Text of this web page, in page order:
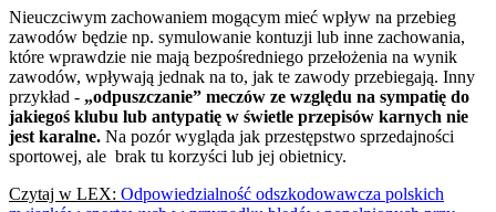
Nieuczciwym zachowaniem mogącym mieć wpływ na przebieg
zawodów będzie np. symulowanie kontuzji lub inne zachowania,
które wprawdzie nie mają bezpośredniego przełożenia na wynik
zawodów, wpływają jednak na to, jak te zawody przebiegają. Inny
przykład - „odpuszczanie” meczów ze względu na sympatię do
jakiegoś klubu lub antypatię w świetle przepisów karnych nie
jest karalne. Na pozór wygląda jak przestępstwo sprzedajności
sportowej, ale brak tu korzyści lub jej obietnicy.
Czytaj w LEX: Odpowiedzialność odszkodowawcza polskich